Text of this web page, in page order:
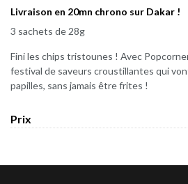
Livraison en 20mn chrono sur Dakar !
3 sachets de 28g
Fini les chips tristounes ! Avec
festival de saveurs croustillantes qui
papilles, sans jamais être frites !
Prix